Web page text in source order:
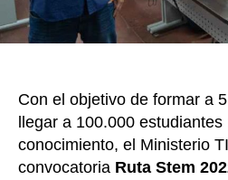
Con el objetivo de formar a
llegar a 100.000
conocimiento, el Ministerio
convocatoria Ruta Stem